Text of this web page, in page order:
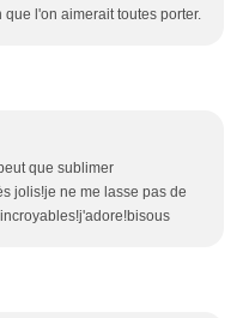
l'on aimerait toutes porter.
que sublimer
jolis!je ne me lasse pas de